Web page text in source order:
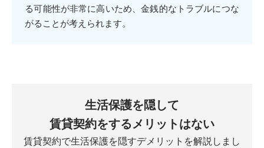
る可能性が非常に高いため、金銭的なトラブルにつな
がることが考えられます。
生活保護を隠して
賃貸契約をするメリットはない
賃貸契約で生活保護を隠すデメリットを解説しまし